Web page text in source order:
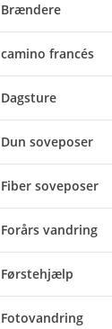
Brændere
camino francés
Dagsture
Dun soveposer
Fiber soveposer
Forårs vandring
Førstehjælp
Fotovandring